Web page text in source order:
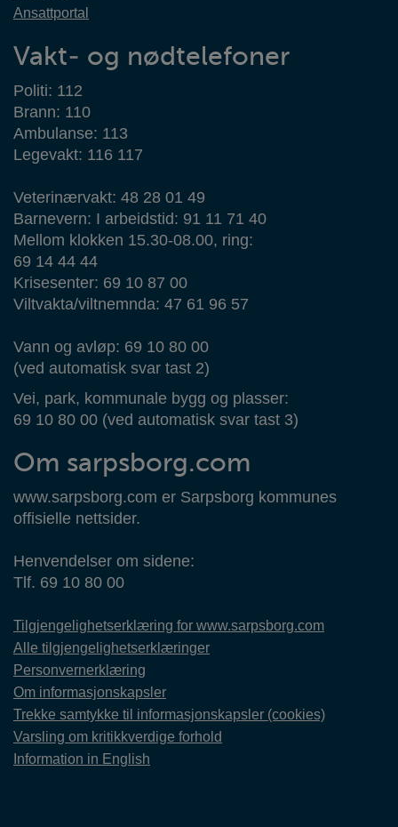
Ansattportal
Vakt- og nødtelefoner
Politi: 112
Brann: 110
Ambulanse: 113
Legevakt: 116 117
Veterinærvakt: 48 28 01 49
Barnevern: I arbeidstid: 91 11 71 40
Mellom klokken 15.30-08.00, ring:
69 14 44 44
Krisesenter: 69 10 87 00
Viltvakta/viltnemnda: 47 61 96 57
Vann og avløp: 69 10 80 00
(ved automatisk svar tast 2)
Vei, park, kommunale bygg og plasser:
69 10 80 00 (ved automatisk svar tast 3)
Om sarpsborg.com
www.sarpsborg.com er Sarpsborg kommunes
offisielle nettsider.
Henvendelser om sidene:
Tlf. 69 10 80 00
Tilgjengelighetserklæring for www.sarpsborg.com
Alle tilgjengelighetserklæringer
Personvernerklæring
Om informasjonskapsler
Trekke samtykke til informasjonskapsler (cookies)
Varsling om kritikkverdige forhold
Information in English